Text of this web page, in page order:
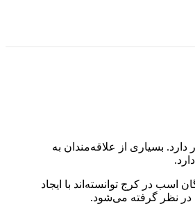
بسیاری از علاقه‌مندان به
در کرج توانسته‌اند با ایجاد
در نظر گرفته می‌شود.